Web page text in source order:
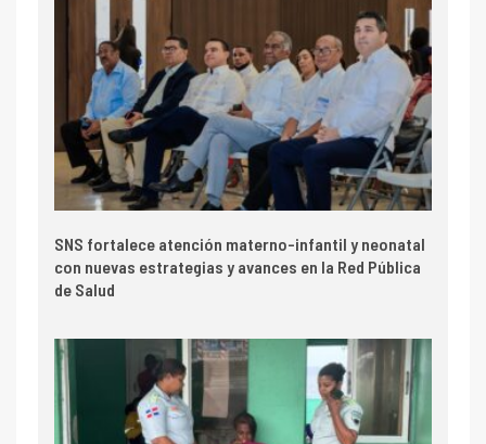
SNS fortalece atención materno-infantil y neonatal
con nuevas estrategias y avances en la Red Pública
de Salud